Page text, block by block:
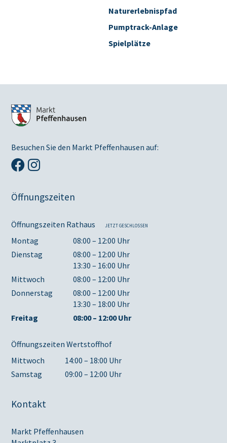
Naturerlebnispfad
Pumptrack-Anlage
Spielplätze
Besuchen Sie den Markt Pfeffenhausen auf:
Öffnungszeiten
Öffnungszeiten Rathaus JETZT GESCHLOSSEN
Montag
08:00 – 12:00 Uhr
Dienstag
08:00 – 12:00 Uhr
13:30 – 16:00 Uhr
Mittwoch
08:00 – 12:00 Uhr
Donnerstag
08:00 – 12:00 Uhr
13:30 – 18:00 Uhr
Freitag
08:00 – 12:00 Uhr
Öffnungszeiten Wertstoffhof
Mittwoch
14:00 – 18:00 Uhr
Samstag
09:00 – 12:00 Uhr
Kontakt
Markt Pfeffenhausen